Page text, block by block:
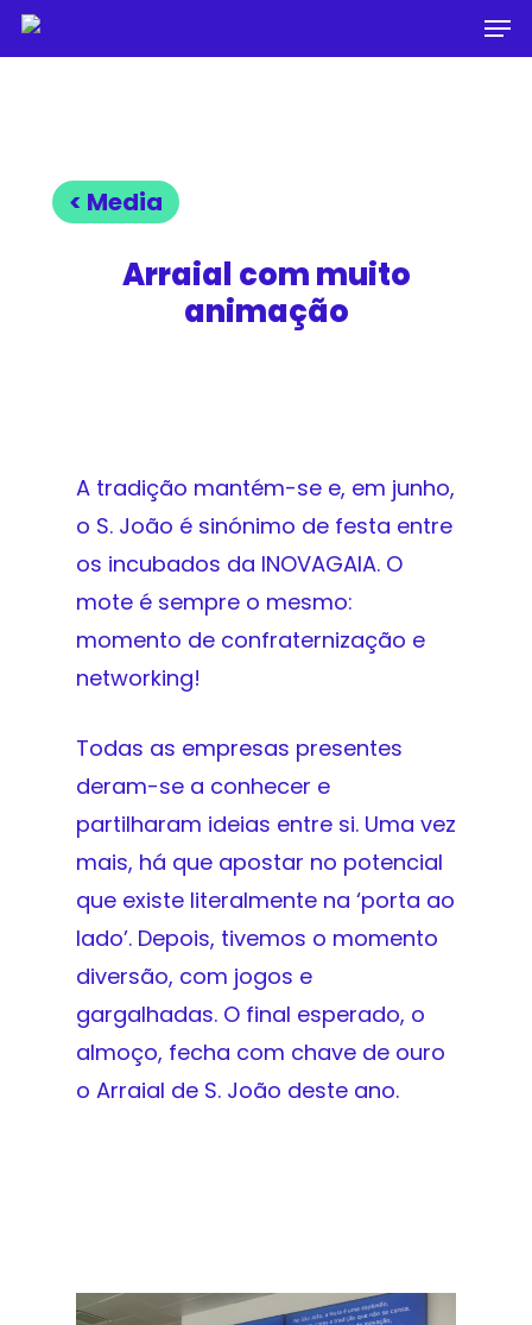
Skip
to
< Media
Arraial com muito
animação
A tradição mantém-se e, em junho,
o S. João é sinónimo de festa entre
os incubados da INOVAGAIA. O
mote é sempre o mesmo:
momento de confraternização e
networking!
Todas as empresas presentes
deram-se a conhecer e
partilharam ideias entre si. Uma vez
mais, há que apostar no potencial
que existe literalmente na ‘porta ao
lado’. Depois, tivemos o momento
diversão, com jogos e
gargalhadas. O final esperado, o
almoço, fecha com chave de ouro
o Arraial de S. João deste ano.